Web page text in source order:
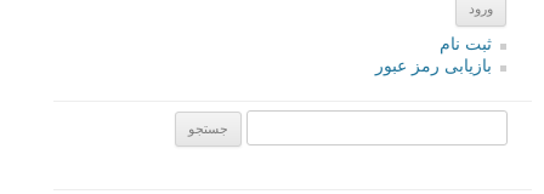
ثبت نام
بازیابی رمز عبور